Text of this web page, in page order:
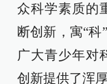
众科学素质的
断创新，寓“科
广大青少年对
创新提供了浑